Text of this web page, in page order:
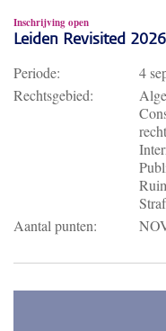
Inschrijving open
Leiden Revisited 2026
Periode:
4
Rechtsgebied:
Aantal punten: